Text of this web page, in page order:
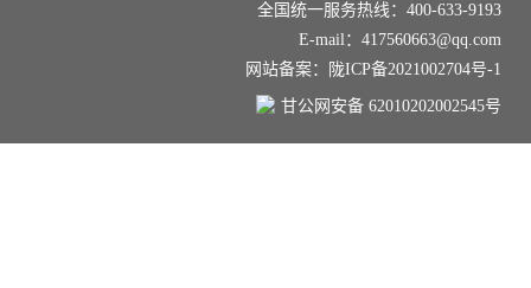
全国统一服务热线：400-633-9193
E-mail：417560663@qq.com
网站备案：陇ICP备2021002704号-1
甘公网安备 62010202002545号